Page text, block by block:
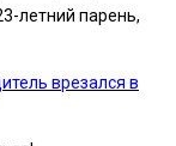
летний парень,
врезался в